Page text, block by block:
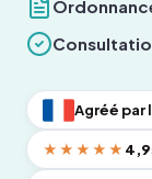
Agréé par
★★★★★ 4,9